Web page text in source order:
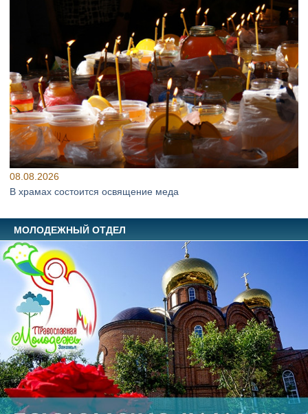
08.08.2026
В храмах состоится освящение меда
МОЛОДЕЖНЫЙ ОТДЕЛ